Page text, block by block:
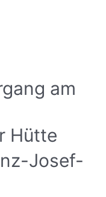
am
Hütte
Josef-